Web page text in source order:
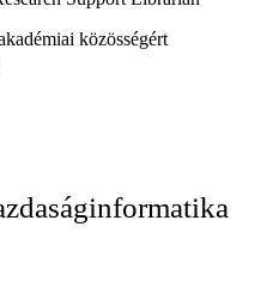
közösségért